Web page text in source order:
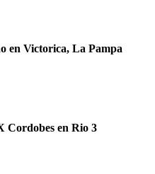
en Victorica, La Pampa
Cordobes en Rio 3